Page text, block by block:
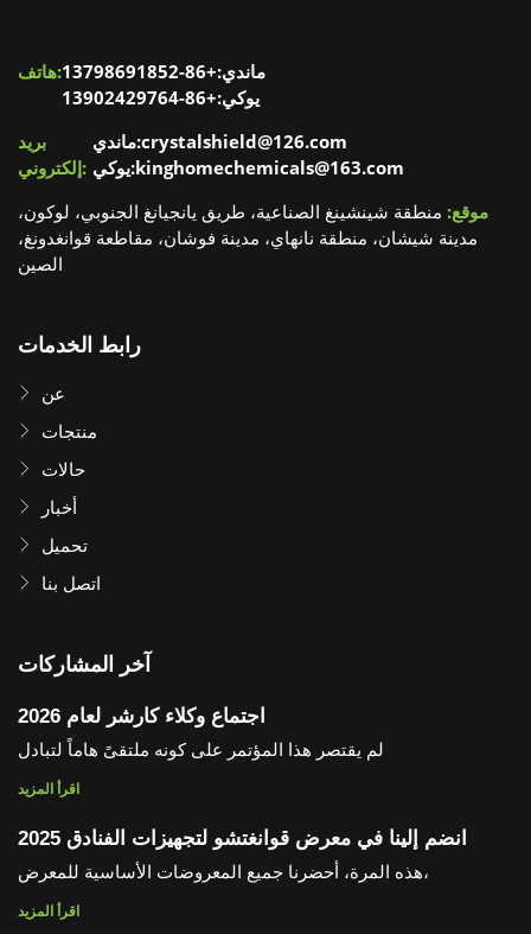
هاتف:
ماندي:+86-13798691852
يوكي:+86-13902429764
بريد
إلكتروني:
ماندي:crystalshield@126.com
يوكي:kinghomechemicals@163.com
موقع: منطقة شينشينغ الصناعية، طريق يانجيانغ الجنوبي، لوكون،
مدينة شيشان، منطقة نانهاي، مدينة فوشان، مقاطعة قوانغدونغ،
الصين
رابط الخدمات
عن
منتجات
حالات
أخبار
تحميل
اتصل بنا
آخر المشاركات
اجتماع وكلاء كارشر لعام 2026
لم يقتصر هذا المؤتمر على كونه ملتقىً هاماً لتبادل
اقرأ المزيد
انضم إلينا في معرض قوانغتشو لتجهيزات الفنادق 2025
هذه المرة، أحضرنا جميع المعروضات الأساسية للمعرض،
اقرأ المزيد